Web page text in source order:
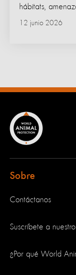
12 junio 2026
hábitats,
Sobre
Contáctanos
Suscríbete a
¿Por qué World